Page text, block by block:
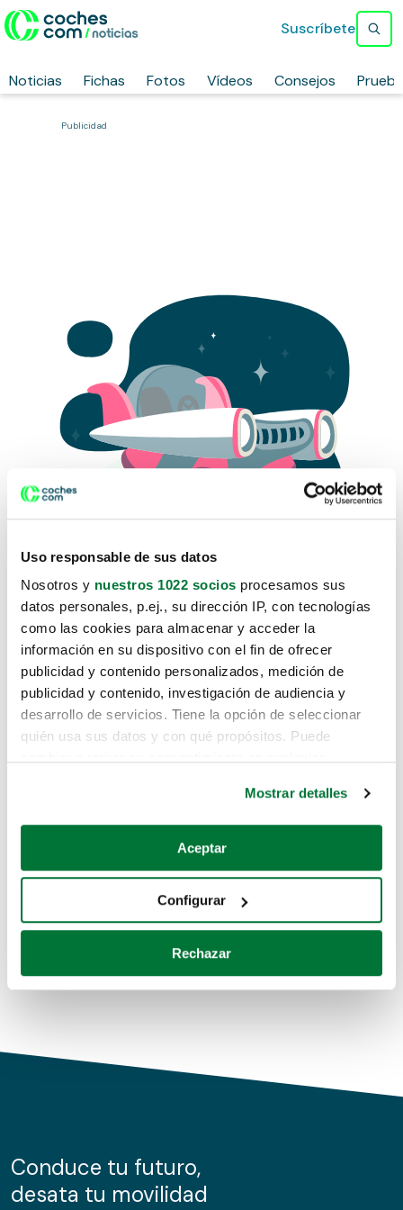
Uso responsable de sus datos
Nosotros y nuestros 1022 socios procesamos sus
datos personales, p.ej., su dirección IP, con tecnologías
como las cookies para almacenar y acceder la
información en su dispositivo con el fin de ofrecer
publicidad y contenido personalizados, medición de
publicidad y contenido, investigación de audiencia y
desarrollo de servicios. Tiene la opción de seleccionar
quién usa sus datos y con qué propósitos. Puede
Si lo permite, también quisiéramos:
Recopilar información sobre su ubicación geográfica
Identificar su dispositivo analizándolo activamente
para buscar características específicas (huellas
Obtenga más información sobre cómo se procesan sus
de cookies.
información sobre el uso que haga del sitio web con
nuestros partners de redes sociales, publicidad y análisis
Mostrar detalles
Aceptar
Configurar
Rechazar
Noticias Fichas Fotos Vídeos Consejos
Suscríbete
Publicidad
Lo sentimos, no sabemos como
te hemos traido hasta aquí.
Pero puedes encontrar el coche que estás
buscando en alguno de estos enlaces:
Coches de segunda mano
Coches de km0
Conduce tu futuro,
desata tu movilidad